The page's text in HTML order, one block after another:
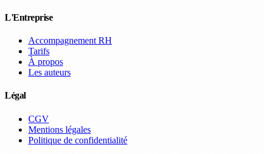
L'Entreprise
Accompagnement RH
Tarifs
À propos
Les auteurs
Légal
CGV
Mentions légales
Politique de confidentialité